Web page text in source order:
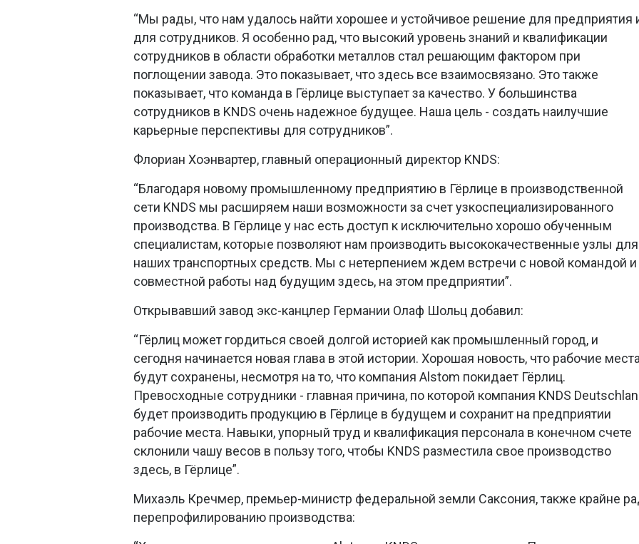
“Мы рады, что нам удалось найти хорошее и устойчивое решение для предприятия
для сотрудников. Я особенно рад, что высокий уровень знаний и квалификации
сотрудников в области обработки металлов стал решающим фактором при
поглощении завода. Это показывает, что здесь все взаимосвязано. Это также
показывает, что команда в Гёрлице выступает за качество. У большинства
сотрудников в KNDS очень надежное будущее. Наша цель - создать наилучшие
карьерные перспективы для сотрудников”.
Флориан Хоэнвартер, главный операционный директор KNDS:
“Благодаря новому промышленному предприятию в Гёрлице в производственной
сети KNDS мы расширяем наши возможности за счет узкоспециализированного
производства. В Гёрлице у нас есть доступ к исключительно хорошо обученным
специалистам, которые позволяют нам производить высококачественные узлы для
наших транспортных средств. Мы с нетерпением ждем встречи с новой командой и
совместной работы над будущим здесь, на этом предприятии”.
Открывавший завод экс-канцлер Германии Олаф Шольц добавил:
“Гёрлиц может гордиться своей долгой историей как промышленный город, и
сегодня начинается новая глава в этой истории. Хорошая новость, что рабочие
будут сохранены, несмотря на то, что компания Alstom покидает Гёрлиц.
Превосходные сотрудники - главная причина, по которой компания KNDS
будет производить продукцию в Гёрлице в будущем и сохранит на предприятии
рабочие места. Навыки, упорный труд и квалификация персонала в конечном счете
склонили чашу весов в пользу того, чтобы KNDS разместила свое производство
здесь, в Гёрлице”.
Михаэль Кречмер, премьер-министр федеральной земли Саксония, также крайне
перепрофилированию производства: